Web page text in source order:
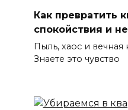
Как превратить
спокойствия и
Пыль, хаос и
Знаете это чувство